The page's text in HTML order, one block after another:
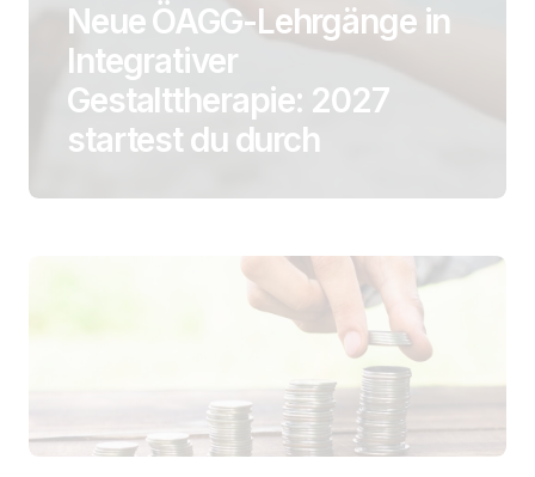
Neue ÖAGG-Lehrgänge in
Integrativer
Gestalttherapie: 2027
startest du durch